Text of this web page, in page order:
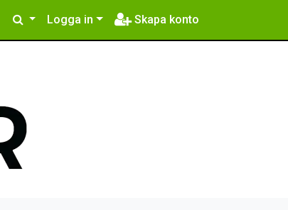
Logga in Skapa konto